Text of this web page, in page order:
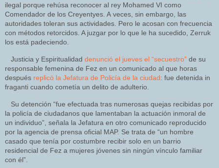
ilegal porque rehúsa reconocer al rey Mohamed VI como
Comendador de los Creyentyes. A veces, sin embargo, las
autoridades toleran sus actividades. Pero le acosan con frecuencia
con métodos retorcidos. A juzgar por lo que le ha sucedido, Zerruk
los está padeciendo.
Justicia y Espiritualidad denunció el jueves el “secuestro” de su
responsable femenina de Fez en un comunicado al que horas
después replicó la Jefatura de Policía de la ciudad: fue detenida in
fraganti cuando cometía un delito de adulterio.
Su detención “fue efectuada tras numerosas quejas recibidas por
la policía de ciudadanos que lamentaban la actuación inmoral de
un individuo”, señala la Jefatura en otro comunicado reproducido
por la agencia de prensa oficial MAP. Se trata de “un hombre
casado que tenía por costumbre recibir solo en un barrio
residencial de Fez a mujeres jóvenes sin ningún vínculo familiar
con él”.